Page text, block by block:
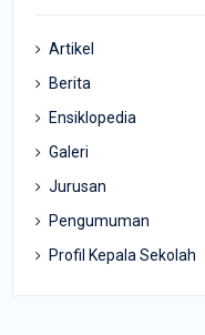
Artikel
Berita
Ensiklopedia
Galeri
Jurusan
Pengumuman
Profil Kepala Sekolah